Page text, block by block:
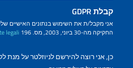
קבלת GDPR
החקיקה מה-30 ביוני, 2003, מס. 196
legali
כן, אני רוצה להירשם לניוזלטר על מנת